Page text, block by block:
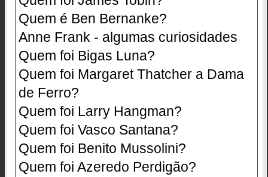
Quem é Ben Bernanke?
Anne Frank - algumas curiosidades
Quem foi Bigas Luna?
Quem foi Margaret Thatcher a Dama
de Ferro?
Quem foi Larry Hangman?
Quem foi Vasco Santana?
Quem foi Benito Mussolini?
Quem foi Azeredo Perdigão?